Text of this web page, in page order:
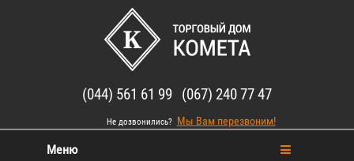
(044) 561 61 99 (067) 240 77 47
Не дозвонились? Мы Вам перезвоним!
Меню